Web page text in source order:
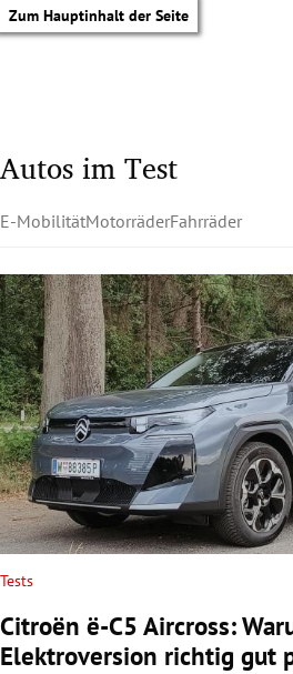
Zum Hauptinhalt der Seite
Untermenü
Untermenü
Untermenü
Untermenü
Autos im Test
E-MobilitätMotorräderFahrräder
Tests
Citroën ë-C5 Aircross:
Elektroversion richtig gut